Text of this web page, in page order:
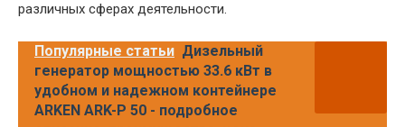
различных сферах деятельности.
Популярные статьи Дизельный
генератор мощностью 33.6 кВт в
удобном и надежном контейнере
ARKEN ARK-P 50 - подробное